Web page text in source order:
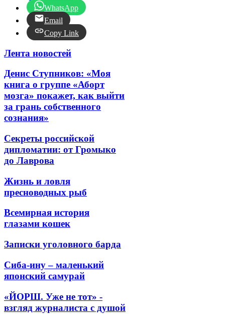
WhatsApp
Email
Copy Link
Лента новостей
Денис Ступников: «Моя
книга о группе «Аборт
мозга» покажет, как выйти
за грань собственного
сознания»
Секреты российской
дипломатии: от Громыко
до Лаврова
Жизнь и ловля
пресноводных рыб
Всемирная история
глазами кошек
Записки уголовного барда
Сиба-ину – маленький
японский самурай
«ЙОРШ. Уже не тот» -
взгляд журналиста с душой